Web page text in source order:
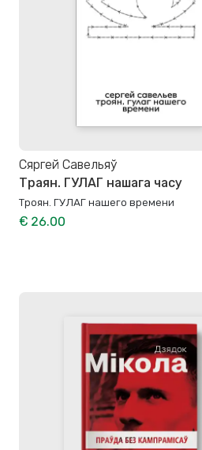
Сяргей Савельяў
Траян. ГУЛАГ нашага часу
Троян. ГУЛАГ нашего времени
€ 26.00